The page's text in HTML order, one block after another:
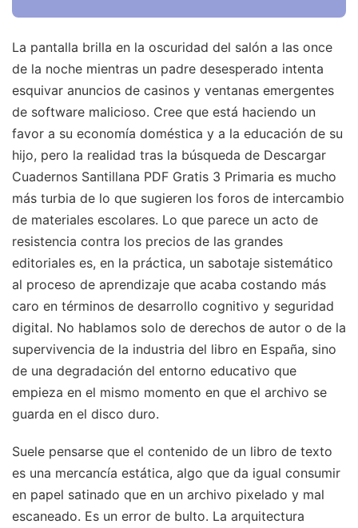
La pantalla brilla en la oscuridad del salón a las once
de la noche mientras un padre desesperado intenta
esquivar anuncios de casinos y ventanas emergentes
de software malicioso. Cree que está haciendo un
favor a su economía doméstica y a la educación de su
hijo, pero la realidad tras la búsqueda de Descargar
Cuadernos Santillana PDF Gratis 3 Primaria es mucho
más turbia de lo que sugieren los foros de intercambio
de materiales escolares. Lo que parece un acto de
resistencia contra los precios de las grandes
editoriales es, en la práctica, un sabotaje sistemático
al proceso de aprendizaje que acaba costando más
caro en términos de desarrollo cognitivo y seguridad
digital. No hablamos solo de derechos de autor o de la
supervivencia de la industria del libro en España, sino
de una degradación del entorno educativo que
empieza en el mismo momento en que el archivo se
guarda en el disco duro.
Suele pensarse que el contenido de un libro de texto
es una mercancía estática, algo que da igual consumir
en papel satinado que en un archivo pixelado y mal
escaneado. Es un error de bulto. La arquitectura